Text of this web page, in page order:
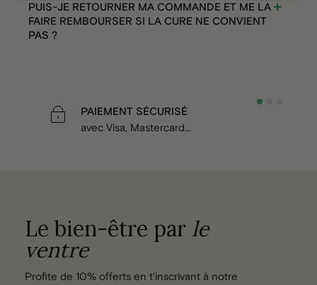
PUIS-JE RETOURNER MA COMMANDE ET ME LA
FAIRE REMBOURSER SI LA CURE NE CONVIENT
PAS ?
PAIEMENT SÉCURISÉ
avec Visa, Mastercard...
Le bien-être par le
ventre
Profite de 10% offerts en t'inscrivant à notre